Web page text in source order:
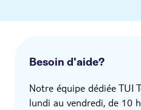
Besoin d'aide?
Notre équipe dédiée TUI
lundi au vendredi, de 10